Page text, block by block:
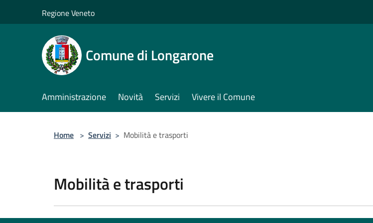
Regione Veneto
Comune di Longarone
Amministrazione Novità Servizi Vivere il Comune
Home > Servizi > Mobilità e trasporti
Mobilità e trasporti